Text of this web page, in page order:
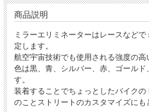
商品説明
ミラーエリミネーターはレースなど
定します。
航空宇宙技術でも使用される強度の高
色は黒、青、シルバー、赤、ゴール
す。
装着することでちょっとしたバイク
のことストリートのカスタマイズにも